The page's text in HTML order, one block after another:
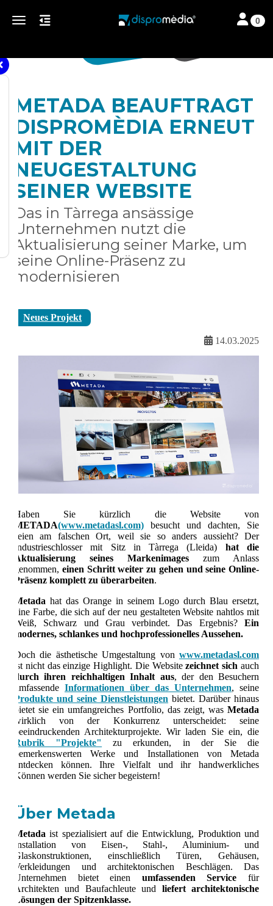
Toggle navigation Toggle
0
METADA BEAUFTRAGT
DISPROMÈDIA ERNEUT
MIT DER
NEUGESTALTUNG
SEINER WEBSITE
Das in Tàrrega ansässige
Unternehmen nutzt die
Aktualisierung seiner Marke, um
seine Online-Präsenz zu
modernisieren
Neues Projekt
14.03.2025
Haben Sie kürzlich die Website von
METADA(www.metadasl.com) besucht und dachten, Sie
seien am falschen Ort, weil sie so anders aussieht? Der
Industrieschlosser mit Sitz in Tàrrega (Lleida) hat die
Aktualisierung seines Markenimages zum Anlass
genommen, einen Schritt weiter zu gehen und seine Online-
Präsenz komplett zu überarbeiten.
Metada hat das Orange in seinem Logo durch Blau ersetzt,
eine Farbe, die sich auf der neu gestalteten Website nahtlos mit
Weiß, Schwarz und Grau verbindet. Das Ergebnis? Ein
modernes, schlankes und hochprofessionelles Aussehen.
Doch die ästhetische Umgestaltung von www.metadasl.com
ist nicht das einzige Highlight. Die Websitezeichnet sich auch
durch ihren reichhaltigen Inhalt aus, der den Besuchern
umfassende Informationen über das Unternehmen, seine
Produkte und seine Dienstleistungen bietet. Darüber hinaus
bietet sie ein umfangreiches Portfolio, das zeigt, was Metada
wirklich von der Konkurrenz unterscheidet: seine
beeindruckenden Architekturprojekte. Wir laden Sie ein, die
Rubrik "Projekte"
zu erkunden, in der Sie die
bemerkenswerten Werke und Installationen von Metada
entdecken können. Ihre Vielfalt und ihr handwerkliches
Können werden Sie sicher begeistern!
Über Metada
Metada ist spezialisiert auf die Entwicklung, Produktion und
Installation von Eisen-, Stahl-, Aluminium- und
Glaskonstruktionen, einschließlich Türen, Gehäusen,
Verkleidungen und architektonischen Beschlägen. Das
Unternehmen bietet einen umfassenden Service für
Architekten und Baufachleute und liefert architektonische
Lösungen der Spitzenklasse.